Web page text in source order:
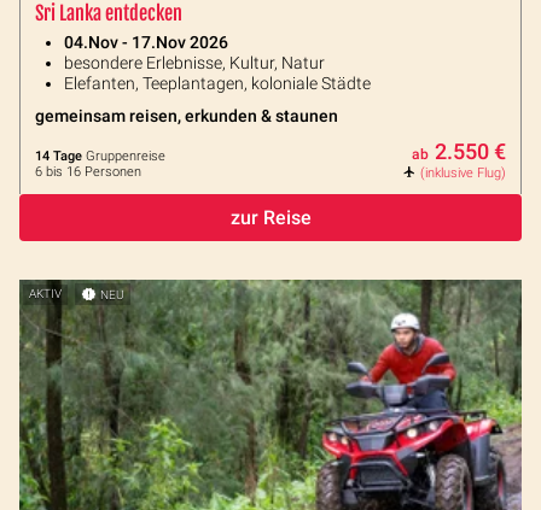
Sri Lanka entdecken
04.Nov - 17.Nov 2026
besondere Erlebnisse, Kultur, Natur
Elefanten, Teeplantagen, koloniale Städte
gemeinsam reisen, erkunden & staunen
14 Tage Gruppenreise
6 bis 16 Personen
ab 2.550 €
(inklusive Flug)
zur Reise
AKTIV NEU